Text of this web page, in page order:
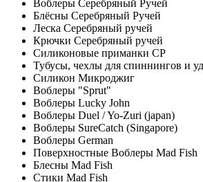
Воблеры Серебряный Ручей
Блёсны Серебряный Ручей
Леска Серебряный ручей
Крючки Серебряный ручей
Силиконовые приманки СР
Тубусы, чехлы для спиннингов и
Силикон Микроджиг
Воблеры "Sprut"
Воблеры Lucky John
Воблеры Duel / Yo-Zuri (japan)
Воблеры SureCatch (Singapore)
Воблеры German
Поверхностные Воблеры Mad Fish
Блесны Mad Fish
Стики Mad Fish